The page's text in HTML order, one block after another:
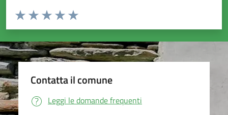
Valuta da 1 a 5 stelle la pagina
Valuta 5 stelle su 5
Valuta 4 stelle su 5
Valuta 3 stelle su 5
Valuta 2 stelle su 5
Valuta 1 stelle su 5
Contatta il comune
Leggi le domande frequenti